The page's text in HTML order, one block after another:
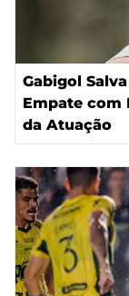
Gabigol
Empate com
da Atuação